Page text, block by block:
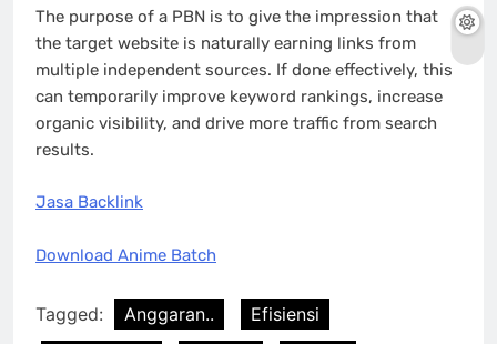
The purpose of a PBN is to give the impression that
the target website is naturally earning links from
multiple independent sources. If done effectively, this
can temporarily improve keyword rankings, increase
organic visibility, and drive more traffic from search
results.
Jasa Backlink
Download Anime Batch
Tagged: Anggaran..
Efisiensi